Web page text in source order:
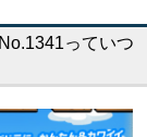
っていつ